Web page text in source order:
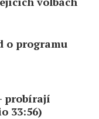
o programu
probírají
33:56)